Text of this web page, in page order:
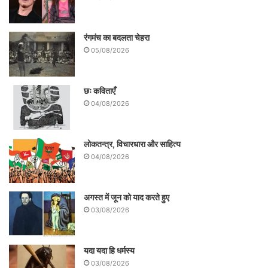
प्रिंसपल थे| फिर भी इतना धर्मनिरपेक्ष और वैज्ञानिक
सोच के हिमायती! यही विद्यासागर हैं! एक रीढ़विहीन
समाज में लोहे-इस्पात की रीढ़ लेकर!
विधवा को जीने का हक है| पति की मौत के बाद उसके
जीवन का इतिश्री नहीं हो जाता| एक बेहद रूढ़ीवादी
समाज में विधवा नारी के इस स्वभाविक दावे के साथ
कौन खड़ा हो सकता है? वह बेहद संवेदनशील इंसान
ही हैं विद्यासागर!
रंगमंच का बदलता चेहरा
05/08/2026
छः कविताएँ
04/08/2026
लोकतन्त्र, विचारधारा और साहित्य
04/08/2026
अगस्त में जून को याद करते हुए
03/08/2026
यदा यदा हि धर्मस्य
03/08/2026